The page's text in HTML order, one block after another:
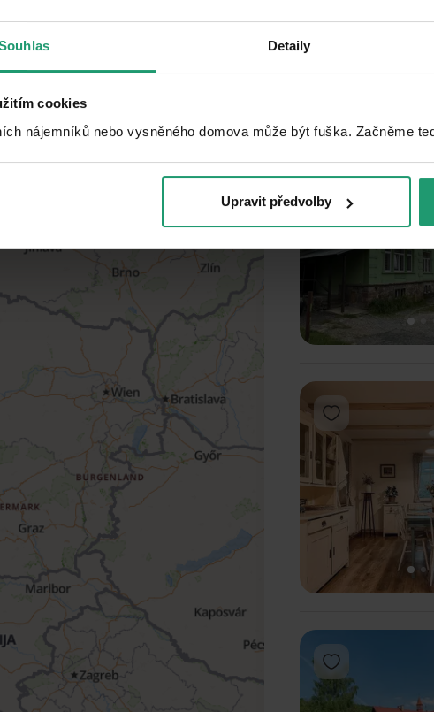
Detaily
cookies
nájemníků nebo vysněného domova může být fuška. Začněme
Upravit předvolby
1
Add to
1 2
Add to favorites
Add to favorites